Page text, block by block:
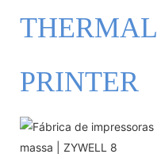
PRINTER